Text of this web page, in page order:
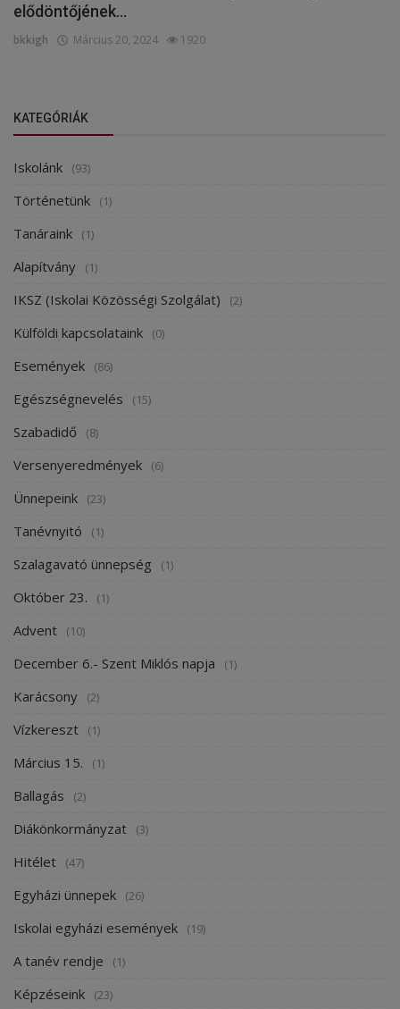
elődöntőjének...
bkkigh Március 20, 2024 1920
KATEGÓRIÁK
Iskolánk (93)
Történetünk (1)
Tanáraink (1)
Alapítvány (1)
IKSZ (Iskolai Közösségi Szolgálat) (2)
Külföldi kapcsolataink (0)
Események (86)
Egészségnevelés (15)
Szabadidő (8)
Versenyeredmények (6)
Ünnepeink (23)
Tanévnyitó (1)
Szalagavató ünnepség (1)
Október 23. (1)
Advent (10)
December 6.- Szent Miklós napja (1)
Karácsony (2)
Vízkereszt (1)
Március 15. (1)
Ballagás (2)
Diákönkormányzat (3)
Hitélet (47)
Egyházi ünnepek (26)
Iskolai egyházi események (19)
A tanév rendje (1)
Képzéseink (23)